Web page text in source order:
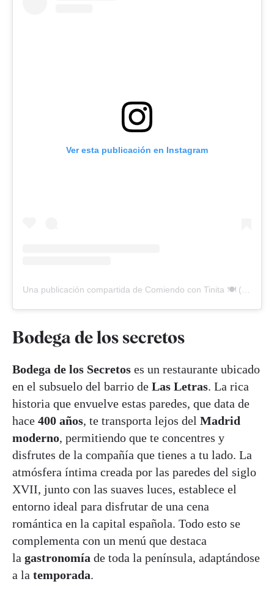
Ver esta publicación en Instagram
Una publicación compartida de Comiendo con Tinita 🍽️ (@comiendo_con_tinita)
Bodega de los secretos
Bodega de los Secretos es un restaurante ubicado
en el subsuelo del barrio de Las Letras. La rica
historia que envuelve estas paredes, que data de
hace 400 años, te transporta lejos del Madrid
moderno, permitiendo que te concentres y
disfrutes de la compañía que tienes a tu lado. La
atmósfera íntima creada por las paredes del siglo
XVII, junto con las suaves luces, establece el
entorno ideal para disfrutar de una cena
romántica en la capital española. Todo esto se
complementa con un menú que destaca
la gastronomía de toda la península, adaptándose
a la temporada.